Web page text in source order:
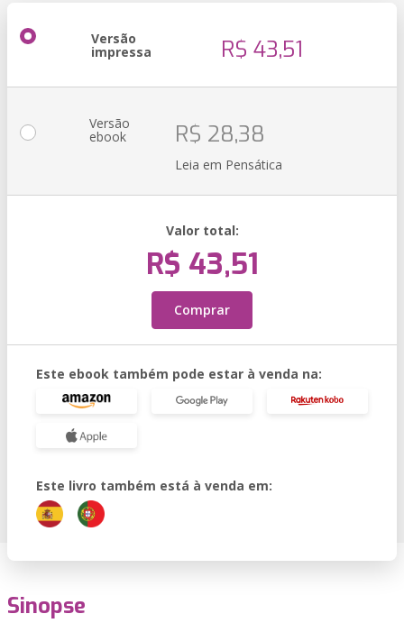
Versão
impressa R$ 43,51
Versão
ebook R$ 28,38
Leia em Pensática
Valor total:
R$ 43,51
Comprar
Este ebook também pode estar à venda na:
Este livro também está à venda em:
Sinopse